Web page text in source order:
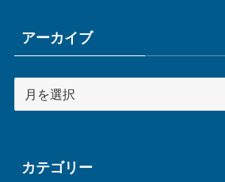
アーカイブ
ー
ブカテゴリー